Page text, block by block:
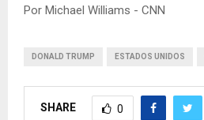
Por Michael Williams - CNN
DONALD TRUMP ESTADOS UNIDOS
SHARE 0